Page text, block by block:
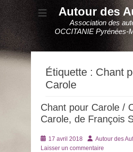
Autour des
Association des
OCCITANIE Pyrénées-
Étiquette : Chant
Carole
Chant pour Carole /
Carole, de François
Posté
le
17 avril 2018 AuteurAutour des
Laisser un commentaire